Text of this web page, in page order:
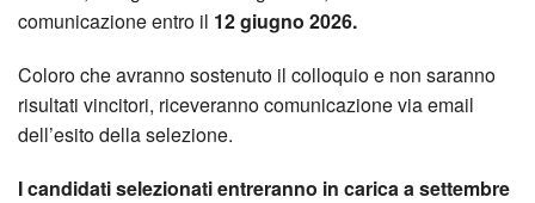
comunicazione entro il 12 giugno 2026.
Coloro che avranno sostenuto il colloquio e non saranno
risultati vincitori, riceveranno comunicazione via email
dell’esito della selezione.
I candidati selezionati entreranno in carica a settembre